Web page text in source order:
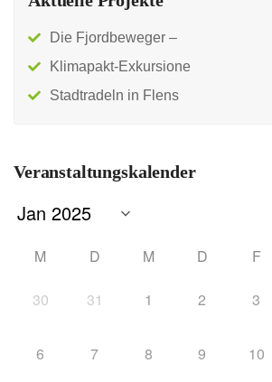
Die Fjordbeweger –
Klimapakt-Exkursione
Stadtradeln in Flens
Veranstaltungskalender
M D M D F
30 31 1 2 3
6 7 8 9 10